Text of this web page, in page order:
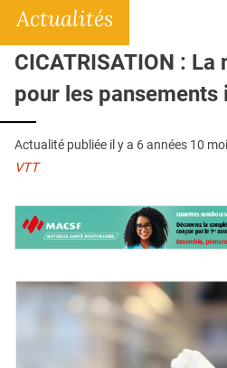
L'APP
QUI SOMMES-NOUS ?
PUBLICITÉ
CONDITIONS GÉNÉRALES
CONTACT
Actualités
CICATRISATION :
pour les pansements
Actualité publiée il y a 6 années 10
VTT